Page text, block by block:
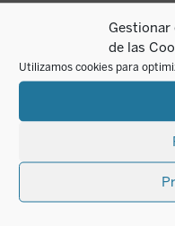
Gestionar
de las
Utilizamos cookies para
en las primeras décadas del siglo XX. Este